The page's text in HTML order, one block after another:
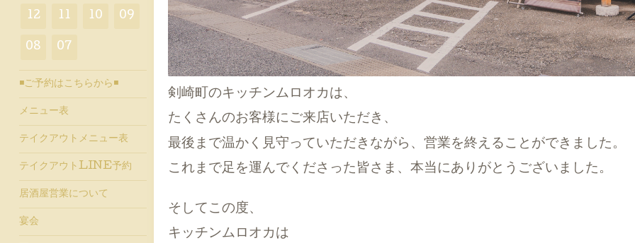
剣崎町のキッチンムロオカは、
たくさんのお客様にご来店いただき、
最後まで温かく見守っていただきながら、営業を終えることができました。
これまで足を運んでくださった皆さま、本当にありがとうございました。
そしてこの度、
キッチンムロオカは
12 11 10 09
08 07
◾️ご予約はこちらから◾️
メニュー表
テイクアウトメニュー表
テイクアウトLINE予約
居酒屋営業について
宴会